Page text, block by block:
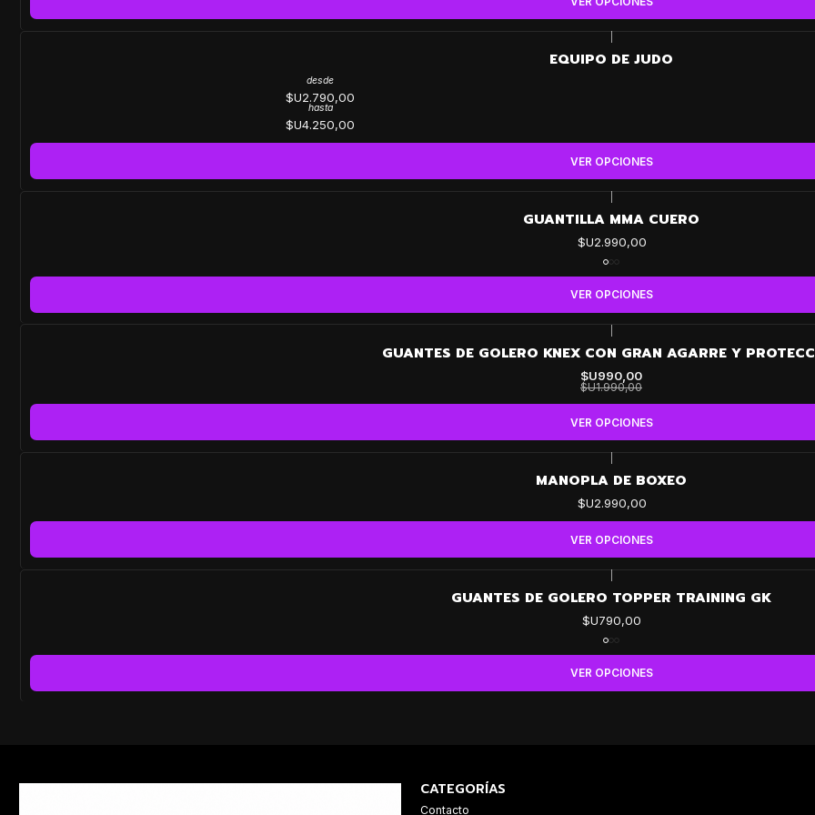
EQUIPO DE JUDO
desde
$U2.790,00
hasta
$U4.250,00
VER OPCIONES
GUANTILLA MMA CUERO
$U2.990,00
VER OPCIONES
GUANTES DE GOLERO KNEX CON GRAN AGARRE Y
$U990,00
$U1.990,00
VER OPCIONES
MANOPLA DE BOXEO
$U2.990,00
VER OPCIONES
GUANTES DE GOLERO TOPPER TRAINING GK
$U790,00
VER OPCIONES
CATEGORÍAS
Contacto